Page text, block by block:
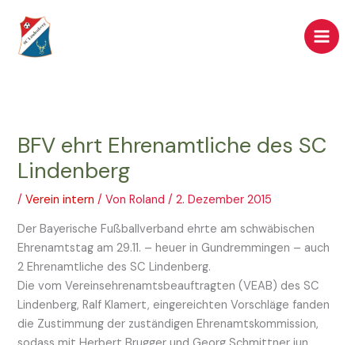
Inhalt
springen
BFV ehrt Ehrenamtliche des SC
Lindenberg
/Verein intern / VonRoland/2. Dezember 2015
Der Bayerische Fußballverband ehrte am schwäbischen
Ehrenamtstag am 29.11. – heuer in Gundremmingen – auch
2 Ehrenamtliche des SC Lindenberg.
Die vom Vereinsehrenamtsbeauftragten (VEAB) des SC
Lindenberg, Ralf Klamert, eingereichten Vorschläge fanden
die Zustimmung der zuständigen Ehrenamtskommission,